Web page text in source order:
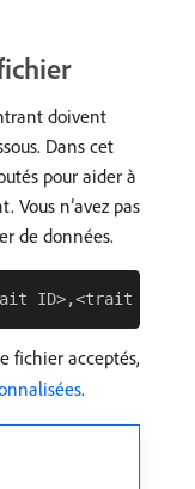
doivent
Dans cet
pour aider à
Vous n’avez pas
de données.
fichier acceptés,
.